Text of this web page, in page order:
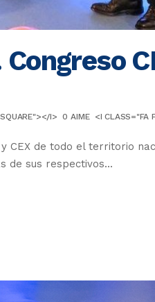
I> 0 AIME <I CLASS="FA
CEX de todo el territorio
de sus respectivos...